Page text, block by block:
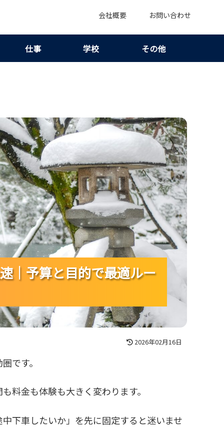
会社概要 お問い合わせ
仕事 学校 その他
目的で最適ルートが決まる！
｜予算と目的で最適ルー
｜予算と目的で最適ルー
｜予算と目的で最適ルー
2026年02月16日
です。
料金も体験も大きく変わります。
下車したいか」を先に固定すると迷いませ